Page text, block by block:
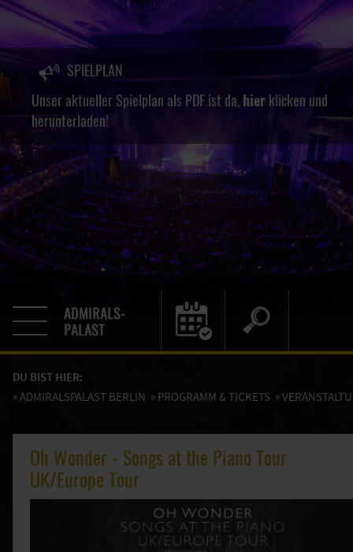
SPIELPLAN
Unser aktueller Spielplan als PDF ist da,hierklicken und
herunterladen!
DU BIST HIER:
»ADMIRALSPALAST BERLIN » PROGRAMM & TICKETS »
Oh Wonder - Songs at the Piano Tour
UK/Europe Tour